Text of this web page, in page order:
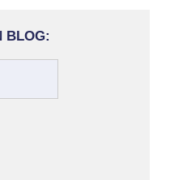
BLOG: